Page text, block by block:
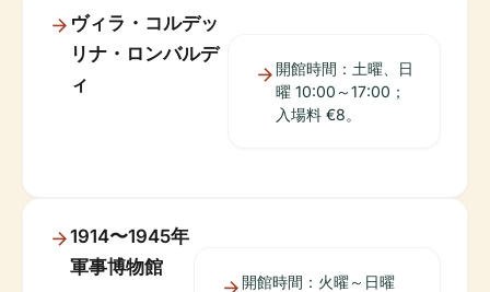
ヴィラ・コルデッ
リナ・ロンバルデ
ィ
開館時間：土曜、日
曜 10:00～17:00；
入場料 €8。
1914〜1945年
軍事博物館
開館時間：火曜～日曜